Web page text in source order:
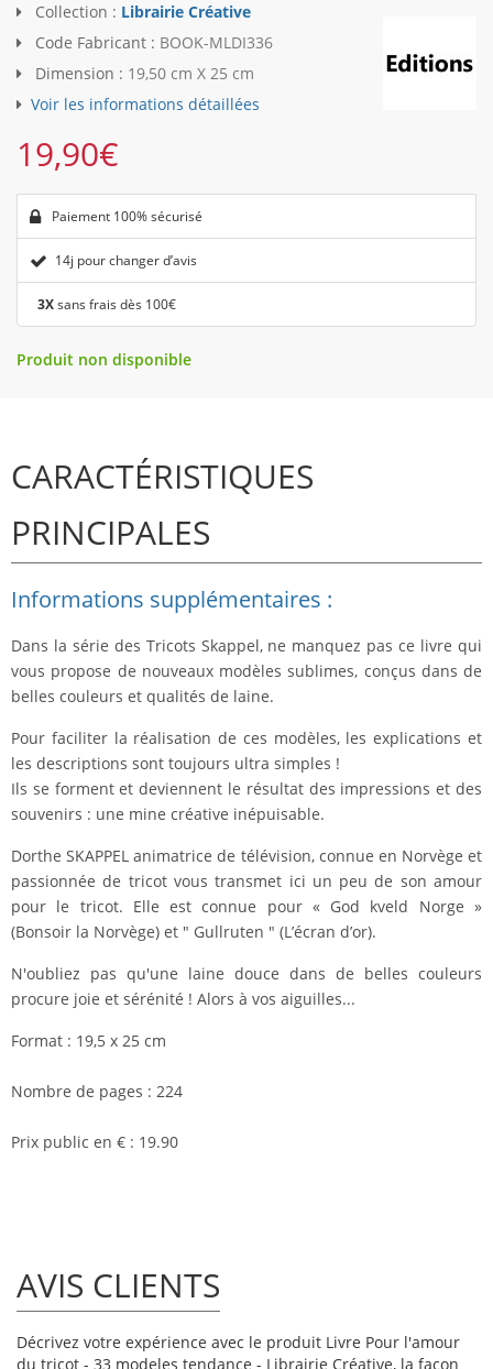
Collection : Librairie Créative
Code Fabricant : BOOK-MLDI336
Dimension : 19,50 cm X 25 cm
Voir les informations détaillées
19,90€
Paiement 100% sécurisé
14j pour changer d’avis
3Xsans frais dès 100€
Produit non disponible
CARACTÉRISTIQUES
PRINCIPALES
Informations supplémentaires :
Dans la série des Tricots Skappel, ne manquez pas ce livre qui
vous propose de nouveaux modèles sublimes, conçus dans de
belles couleurs et qualités de laine.
Pour faciliter la réalisation de ces modèles, les explications et
les descriptions sont toujours ultra simples !
Ils se forment et deviennent le résultat des impressions et des
souvenirs : une mine créative inépuisable.
Dorthe SKAPPEL animatrice de télévision, connue en Norvège et
passionnée de tricot vous transmet ici un peu de son amour
pour le tricot. Elle est connue pour « God kveld Norge »
(Bonsoir la Norvège) et " Gullruten " (L’écran d’or).
N'oubliez pas qu'une laine douce dans de belles couleurs
procure joie et sérénité ! Alors à vos aiguilles...
Format : 19,5 x 25 cm
Nombre de pages : 224
Prix public en € : 19.90
AVIS CLIENTS
Décrivez votre expérience avec le produit Livre Pour l'amour
du tricot - 33 modeles tendance - Librairie Créative, la façon